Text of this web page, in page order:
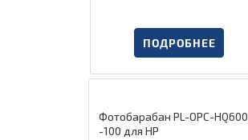
ПОДРОБНЕЕ
Фотобарабан PL-OPC-
-100 для HP